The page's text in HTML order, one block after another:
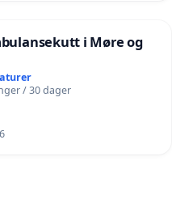
i Møre og
/ 30 dager